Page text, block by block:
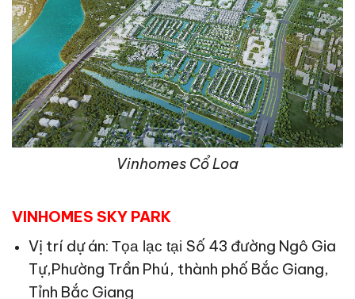
Vinhomes Cổ Loa
VINHOMES SKY PARK
Vị trí dự án: Tọa lạc tại Số 43 đường Ngô Gia
Tự,Phường Trần Phú, thành phố Bắc Giang,
Tỉnh Bắc Giang